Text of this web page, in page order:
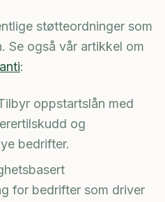
støtteordninger som
Se også vår artikkel om
:
oppstartslån med
og
bedrifter.
for bedrifter som driver